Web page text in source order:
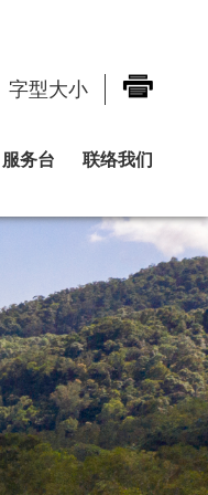
字型大小
服务台 联络我们